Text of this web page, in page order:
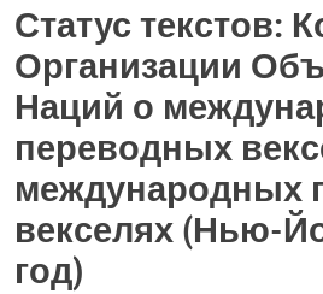
статус
Статус текстов:
Организации
Наций о
переводных
международных
векселях (Нью-
год)